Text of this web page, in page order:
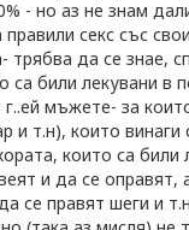
- но аз не знам
секс със
трябва да се знае,
са били лекувани
мъжете- за
и т.н), които
които са
и да се
се правят шеги и